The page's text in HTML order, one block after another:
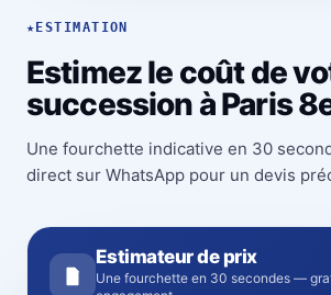
★ ESTIMATION
Estimez le coût de
succession à Paris
Une fourchette indicative en 30
direct sur WhatsApp pour un devis
Estimateur de prix
Une fourchette en 30 secondes —